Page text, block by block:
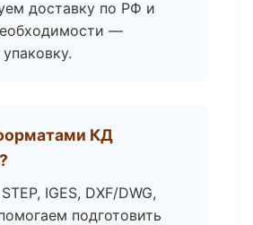
доставку по РФ и
—
КД
IGES, DXF/DWG,
подготовить